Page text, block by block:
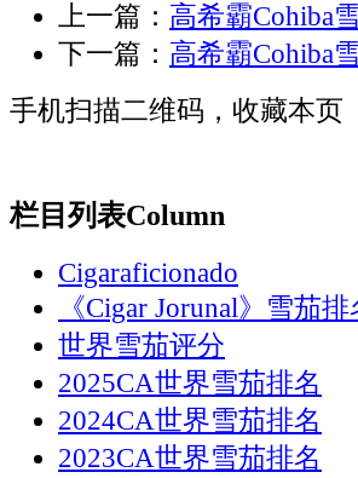
上一篇： 高希霸Cohiba
下一篇： 高希霸Cohiba
手机扫描二维码，收藏本页
栏目列表Column
Cigaraficionado
《Cigar Jorunal》雪茄排
世界雪茄评分
2025CA世界雪茄排名
2024CA世界雪茄排名
2023CA世界雪茄排名